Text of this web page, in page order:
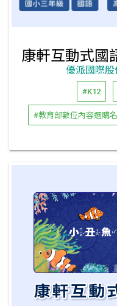
優派國際股
#K12
#教育部數位內容選購